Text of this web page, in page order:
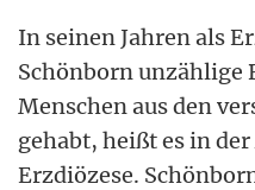
In seinen Jahren als
Schönborn unzählige
Menschen aus den
gehabt, heißt es in
Erzdiözese.